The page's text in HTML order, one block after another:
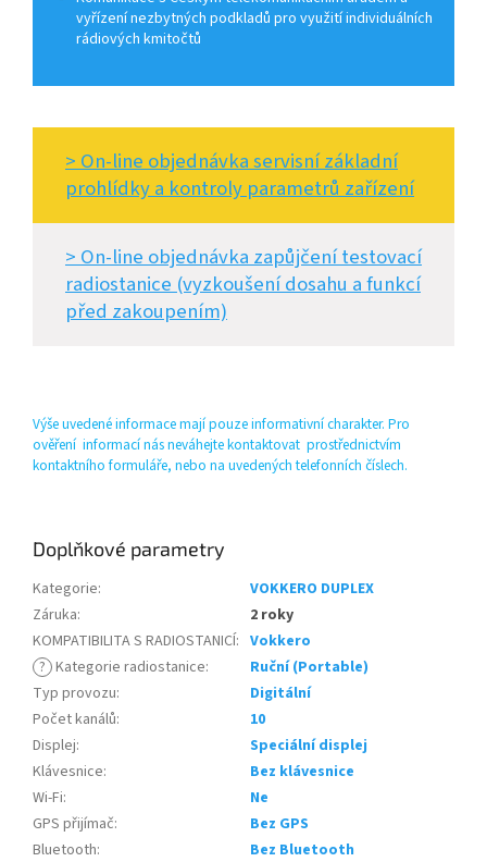
vyřízení nezbytných podkladů pro využití individuálních
rádiových kmitočtů
> On-line objednávka servisní základní
prohlídky a kontroly parametrů zařízení
> On-line objednávka zapůjčení testovací
radiostanice (vyzkoušení dosahu a funkcí
před zakoupením)
Výše uvedené informace mají pouze informativní charakter. Pro
ověření informací nás neváhejte kontaktovat prostřednictvím
kontaktního formuláře, nebo na uvedených telefonních číslech.
Doplňkové parametry
Kategorie:
VOKKERO DUPLEX
Záruka:
2 roky
KOMPATIBILITA S RADIOSTANICÍ: Vokkero
? Kategorie radiostanice:
Ruční (Portable)
Typ provozu:
Digitální
Počet kanálů:
10
Displej:
Speciální displej
Klávesnice:
Bez klávesnice
Wi-Fi:
Ne
GPS přijímač:
Bez GPS
Bluetooth:
Bez Bluetooth